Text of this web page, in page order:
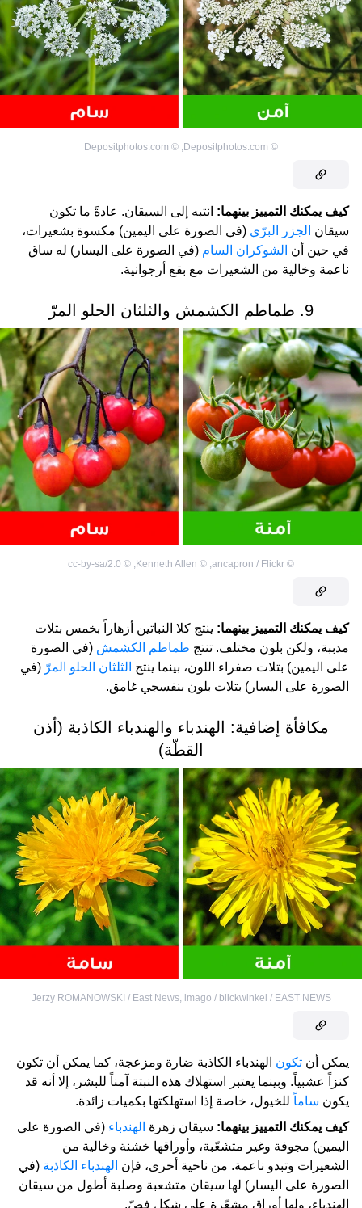
©
Depositphotos.com
,
©
Depositphotos.com
كيف يمكنك التمييز بينهما: انتبه إلى السيقان. عادةً ما تكون
سيقان الجزر البرّي (في الصورة على اليمين) مكسوة بشعيرات،
في حين أن الشوكران السام (في الصورة على اليسار) له ساق
ناعمة وخالية من الشعيرات مع بقع أرجوانية.
9. طماطم الكشمش والثلثان الحلو المرّ
©
ancapron / Flickr
,
©
Kenneth Allen
,
©
cc-by-sa/2.0
كيف يمكنك التمييز بينهما: ينتج كلا النباتين أزهاراً بخمس بتلات
مدببة، ولكن بلون مختلف. تنتج طماطم الكشمش (في الصورة
على اليمين) بتلات صفراء اللون، بينما ينتج الثلثان الحلو المرّ (في
الصورة على اليسار) بتلات بلون بنفسجي غامق.
مكافأة إضافية: الهندباء والهندباء الكاذبة (أذن
القطّة)
Jerzy ROMANOWSKI / East News, imago / blickwinkel / EAST NEWS
يمكن أن تكون الهندباء الكاذبة ضارة ومزعجة، كما يمكن أن تكون
كنزاً عشبياً. وبينما يعتبر استهلاك هذه النبتة آمناً للبشر، إلا أنه قد
يكون ساماً للخيول، خاصة إذا استهلكتها بكميات زائدة.
كيف يمكنك التمييز بينهما: سيقان زهرة الهندباء (في الصورة على
اليمين) مجوفة وغير متشعّبة، وأوراقها خشنة وخالية من
الشعيرات وتبدو ناعمة. من ناحية أخرى، فإن الهندباء الكاذبة (في
الصورة على اليسار) لها سيقان متشعبة وصلبة أطول من سيقان
الهندباء، ولها أوراق مشعّرة على شكل فصّ.